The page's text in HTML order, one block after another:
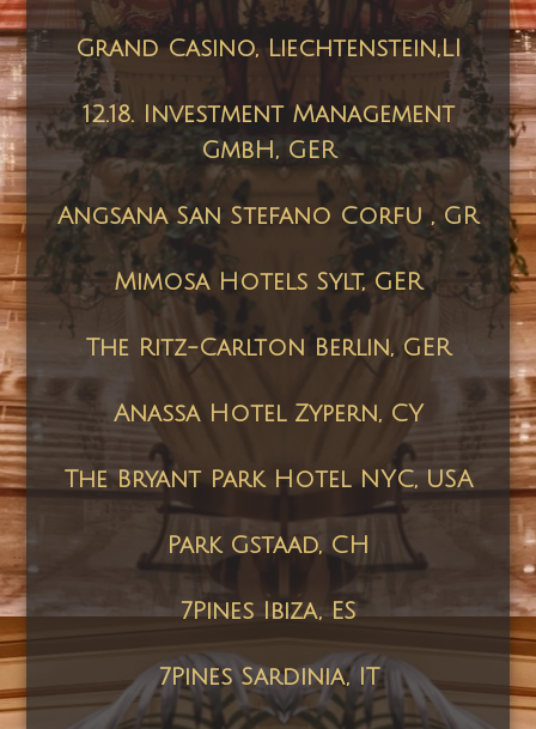
Grand Casino, Liechtenstein,LI
12.18. Investment Management
GmbH, GER
Angsana San Stefano Corfu , GR
Mimosa Hotels Sylt, GER
The Ritz-Carlton Berlin, GER
Anassa Hotel Zypern, CY
The Bryant Park Hotel NYC, USA
Park Gstaad, CH
7Pines Ibiza, ES
7Pines Sardinia, IT